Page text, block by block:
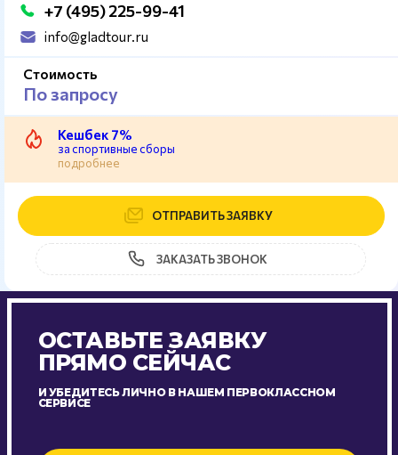
+7 (495) 225-99-41
info@gladtour.ru
Стоимость
По запросу
Кешбек 7%
за спортивные сборы
подробнее
ОТПРАВИТЬ ЗАЯВКУ
ЗАКАЗАТЬ ЗВОНОК
ОСТАВЬТЕ ЗАЯВКУ
ПРЯМО СЕЙЧАС
И УБЕДИТЕСЬ ЛИЧНО В НАШЕМ ПЕРВОКЛАССНОМ
СЕРВИСЕ